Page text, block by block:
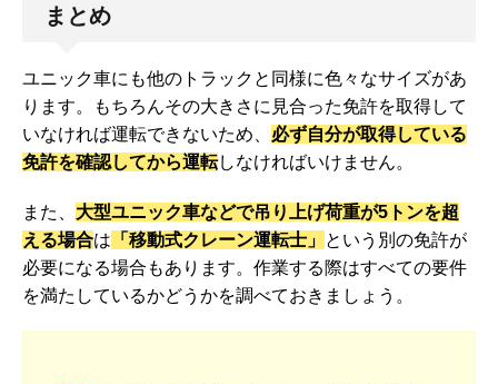
まとめ
ユニック車にも他のトラックと同様に色々なサイズがあ
ります。もちろんその大きさに見合った免許を取得して
いなければ運転できないため、 必ず自分が取得している
免許を確認してから運転しなければいけません。
また、 大型ユニック車などで吊り上げ荷重が5トンを超
える場合は 「移動式クレーン運転士」 という別の免許が
必要になる場合もあります。作業する際はすべての要件
を満たしているかどうかを調べておきましょう。